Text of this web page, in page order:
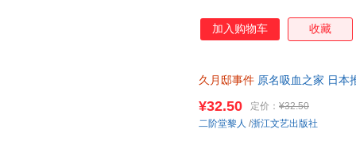
加入购物车 收藏
久月邸事件 原名吸血之家 日本
¥32.50 定价： ¥32.50
二阶堂黎人 /浙江文艺出版社